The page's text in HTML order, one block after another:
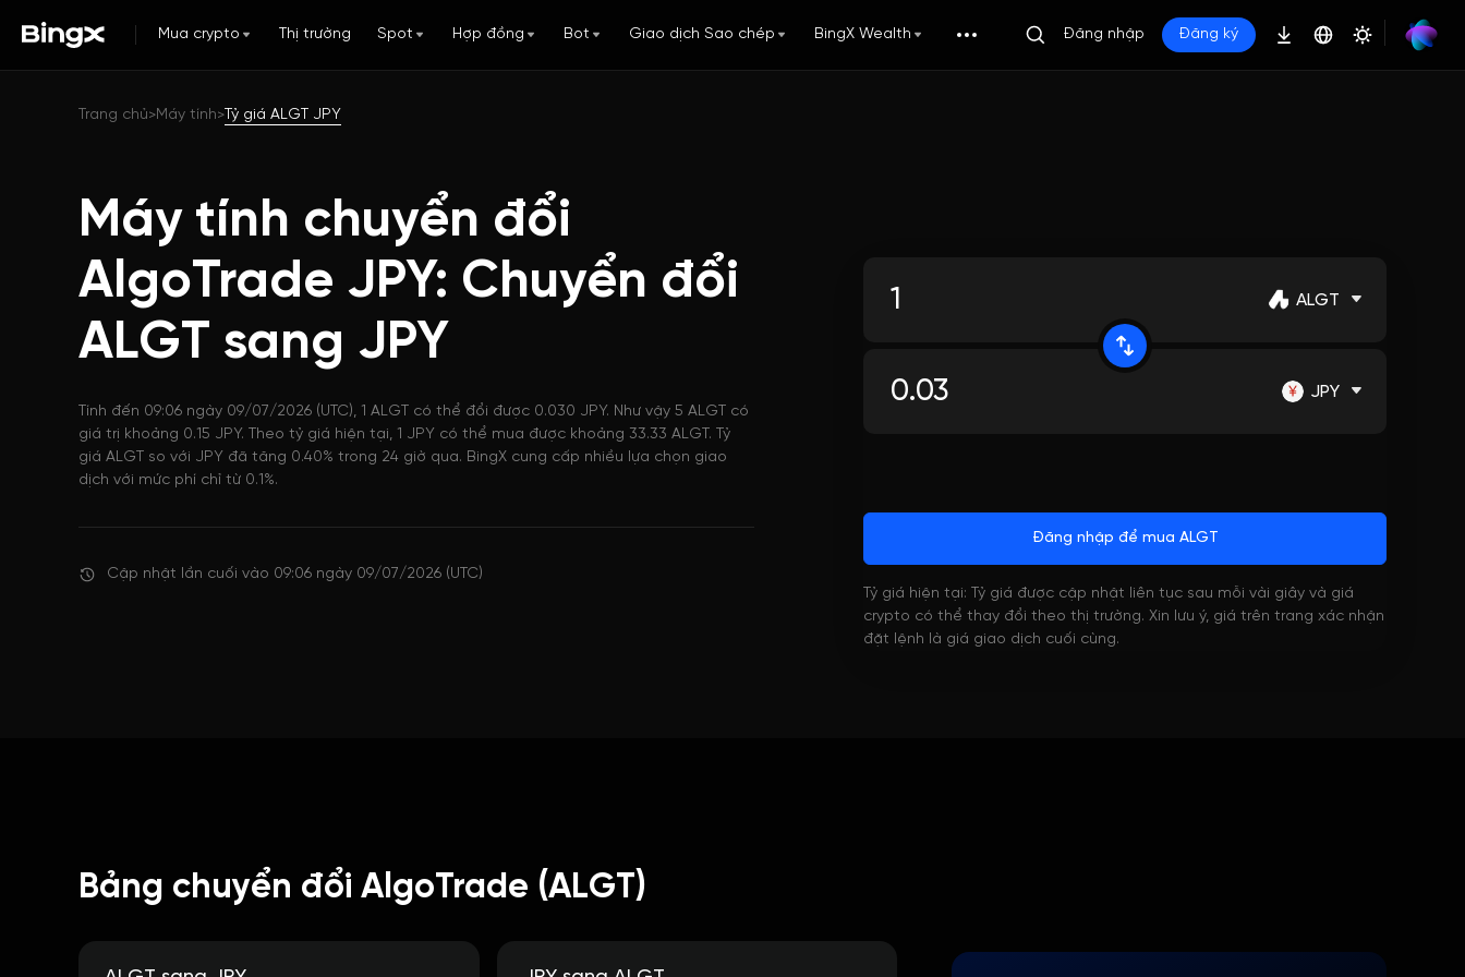
Mua crypto Thị trường Spot Hợp đồng Bot Giao dịch Sao chép BingX Wealth Đăng nhập Đăng ký
Trang chủ>Máy tính> Tỷ giá ALGT JPY
Máy tính chuyển đổi
AlgoTrade JPY: Chuyển đổi
ALGT sang JPY
Tính đến 09:06 ngày 09/07/2026 (UTC), 1 ALGT có thể đổi được 0.030 JPY. Như vậy 5 ALGT có
giá trị khoảng 0.15 JPY. Theo tỷ giá hiện tại, 1 JPY có thể mua được khoảng 33.33 ALGT. Tỷ
giá ALGT so với JPY đã tăng 0.40% trong 24 giờ qua. BingX cung cấp nhiều lựa chọn giao
dịch với mức phí chỉ từ 0.1%.
Cập nhật lần cuối vào 09:06 ngày 09/07/2026 (UTC)
ALGT
JPY
Đăng nhập để mua ALGT
Tỷ giá hiện tại: Tỷ giá được cập nhật liên tục sau mỗi vài giây và giá
crypto có thể thay đổi theo thị trường. Xin lưu ý, giá trên trang xác nhận
đặt lệnh là giá giao dịch cuối cùng.
Bảng chuyển đổi AlgoTrade (ALGT)